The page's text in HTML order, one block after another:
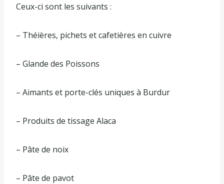
Ceux-ci sont les suivants :
– Théières, pichets et cafetières en cuivre
– Glande des Poissons
– Aimants et porte-clés uniques à Burdur
– Produits de tissage Alaca
– Pâte de noix
– Pâte de pavot